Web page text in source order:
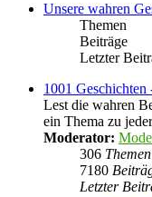
Unsere wahren
Themen
Beiträge
Letzter
1001 Geschichten
Lest die wahren
ein Thema zu
Moderator:
306 Themen
7180
Letzter